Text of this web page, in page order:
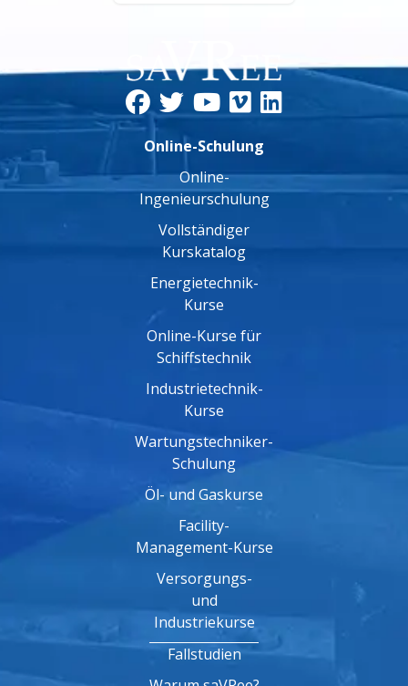
Online-Schulung
Online-
Ingenieurschulung
Vollständiger
Kurskatalog
Energietechnik-
Kurse
Online-Kurse für
Schiffstechnik
Industrietechnik-
Kurse
Wartungstechniker-
Schulung
Öl- und Gaskurse
Facility-
Management-Kurse
Versorgungs-
und
Industriekurse
Fallstudien